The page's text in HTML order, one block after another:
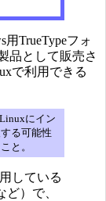
TrueTypeフォ
品として販売さ
で利用できる
にイン
る可能性
と。
している
ど）で、